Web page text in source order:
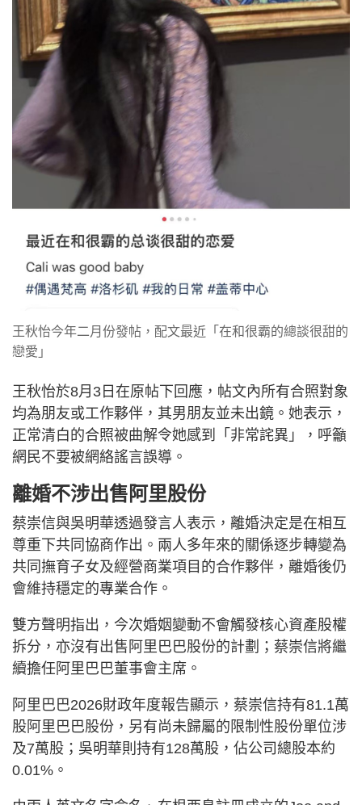
王秋怡今年二月份發帖，配文最近「在和很霸的總談很甜的
戀愛」
王秋怡於8月3日在原帖下回應，帖文內所有合照對象
均為朋友或工作夥伴，其男朋友並未出鏡。她表示，
正常清白的合照被曲解令她感到「非常詫異」，呼籲
網民不要被網絡謠言誤導。
離婚不涉出售阿里股份
蔡崇信與吳明華透過發言人表示，離婚決定是在相互
尊重下共同協商作出。兩人多年來的關係逐步轉變為
共同撫育子女及經營商業項目的合作夥伴，離婚後仍
會維持穩定的專業合作。
雙方聲明指出，今次婚姻變動不會觸發核心資產股權
拆分，亦沒有出售阿里巴巴股份的計劃；蔡崇信將繼
續擔任阿里巴巴董事會主席。
阿里巴巴2026財政年度報告顯示，蔡崇信持有81.1萬
股阿里巴巴股份，另有尚未歸屬的限制性股份單位涉
及7萬股；吳明華則持有128萬股，佔公司總股本約
0.01%。